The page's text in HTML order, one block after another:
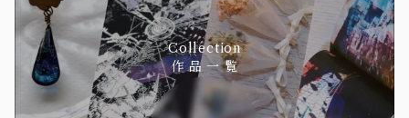
Collection
作 品 一 覧